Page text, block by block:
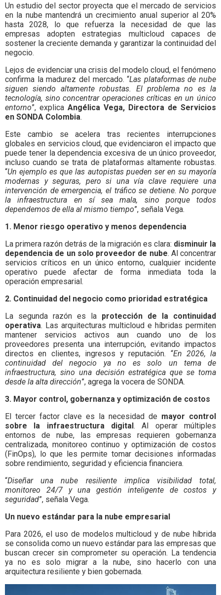
Un estudio del sector proyecta que el mercado de servicios
en la nube mantendrá un crecimiento anual superior al 20%
hasta 2028, lo que refuerza la necesidad de que las
empresas adopten estrategias multicloud capaces de
sostener la creciente demanda y garantizar la continuidad del
negocio.
Lejos de evidenciar una crisis del modelo cloud, el fenómeno
confirma la madurez del mercado. “Las plataformas de nube
siguen siendo altamente robustas. El problema no es la
tecnología, sino concentrar operaciones críticas en un único
entorno”, explica Angélica Vega, Directora de Servicios
en SONDA Colombia.
Este cambio se acelera tras recientes interrupciones
globales en servicios cloud, que evidenciaron el impacto que
puede tener la dependencia excesiva de un único proveedor,
incluso cuando se trata de plataformas altamente robustas.
“Un ejemplo es que las autopistas pueden ser en su mayoría
modernas y seguras, pero si una vía clave requiere una
intervención de emergencia, el tráfico se detiene. No porque
la infraestructura en sí sea mala, sino porque todos
dependemos de ella al mismo tiempo”, señala Vega.
1. Menor riesgo operativo y menos dependencia
La primera razón detrás de la migración es clara: disminuir la
dependencia de un solo proveedor de nube. Al concentrar
servicios críticos en un único entorno, cualquier incidente
operativo puede afectar de forma inmediata toda la
operación empresarial.
2. Continuidad del negocio como prioridad estratégica
La segunda razón es la protección de la continuidad
operativa. Las arquitecturas multicloud e híbridas permiten
mantener servicios activos aun cuando uno de los
proveedores presenta una interrupción, evitando impactos
directos en clientes, ingresos y reputación. “En 2026, la
continuidad del negocio ya no es solo un tema de
infraestructura, sino una decisión estratégica que se toma
desde la alta dirección”, agrega la vocera de SONDA.
3. Mayor control, gobernanza y optimización de costos
El tercer factor clave es la necesidad de mayor control
sobre la infraestructura digital. Al operar múltiples
entornos de nube, las empresas requieren gobernanza
centralizada, monitoreo continuo y optimización de costos
(FinOps), lo que les permite tomar decisiones informadas
sobre rendimiento, seguridad y eficiencia financiera.
“Diseñar una nube resiliente implica visibilidad total,
monitoreo 24/7 y una gestión inteligente de costos y
seguridad”, señala Vega.
Un nuevo estándar para la nube empresarial
Para 2026, el uso de modelos multicloud y de nube híbrida
se consolida como un nuevo estándar para las empresas que
buscan crecer sin comprometer su operación. La tendencia
ya no es solo migrar a la nube, sino hacerlo con una
arquitectura resiliente y bien gobernada.